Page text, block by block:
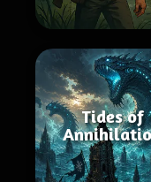
Tides of